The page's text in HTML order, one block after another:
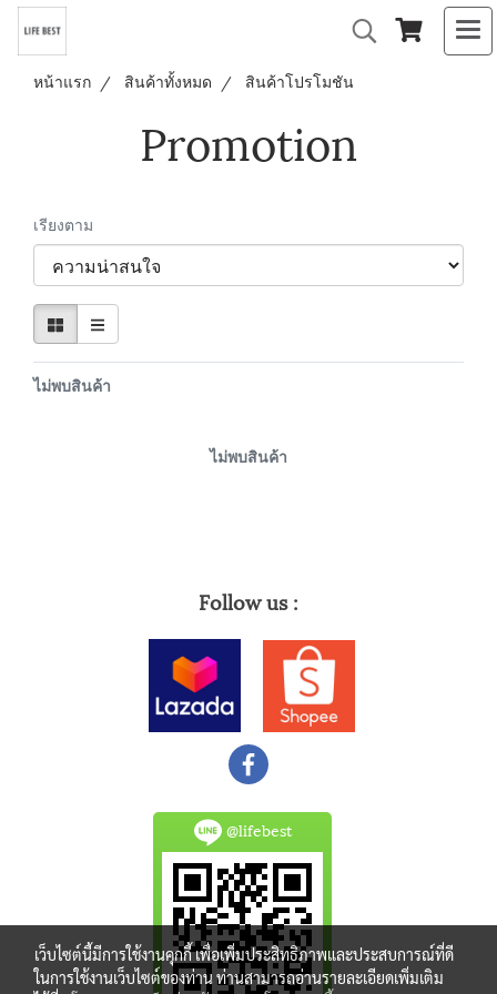
หน้าแรก สินค้าทั้งหมด สินค้าโปรโมชัน
Promotion
เรียงตาม
ไม่พบสินค้า
ไม่พบสินค้า
Follow us :
@lifebest
เว็บไซต์นี้มีการใช้งานคุกกี้ เพื่อเพิ่มประสิทธิภาพและประสบการณ์ที่ดี
ในการใช้งานเว็บไซต์ของท่าน ท่านสามารถอ่านรายละเอียดเพิ่มเติม